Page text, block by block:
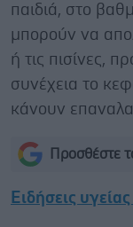
παιδιά, στο
μπορούν να
ή τις πισίνες,
συνέχεια το
κάνουν
Προσθέστε
Ειδήσεις